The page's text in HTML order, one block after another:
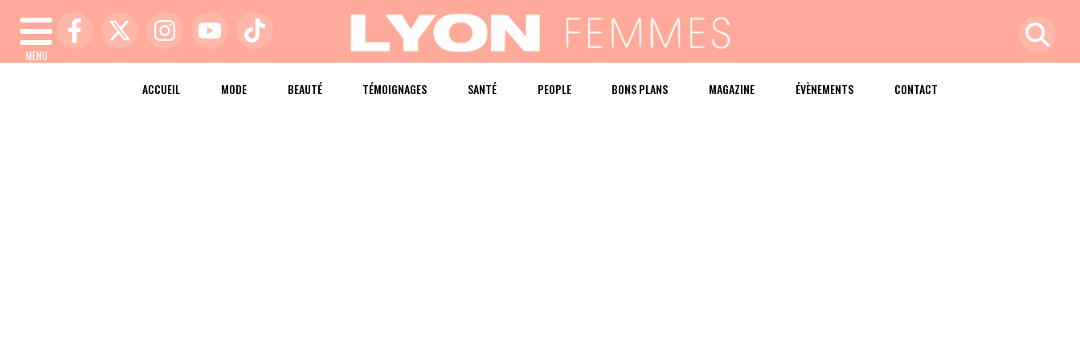
MENU
ACCUEIL MODE BEAUTÉ TÉMOIGNAGES SANTÉ PEOPLE BONS PLANS MAGAZINE ÉVÈNEMENTS CONTACT